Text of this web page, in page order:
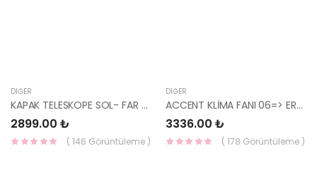
DIĞER
KAPAK TELESKOPE SOL- FAR SPORTAGE 15- 98681-F1000-HMC
2899.00 ₺
( 146 Görüntüleme )
DIĞER
ACCENT KLİMA FANI 06=> ERA 97730-1E000-HMC
3336.00 ₺
( 178 Görüntüleme )